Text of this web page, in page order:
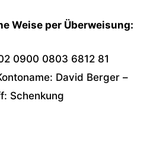
Weise per Überweisung:
0900 0803 6812 81
David Berger –
Schenkung